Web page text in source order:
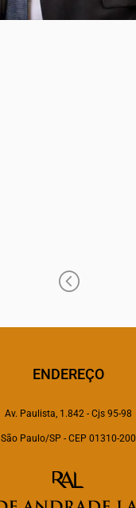
<
ENDEREÇO
Av. Paulista, 1.842 - Cjs 95-98
São Paulo/SP - CEP 01310-200